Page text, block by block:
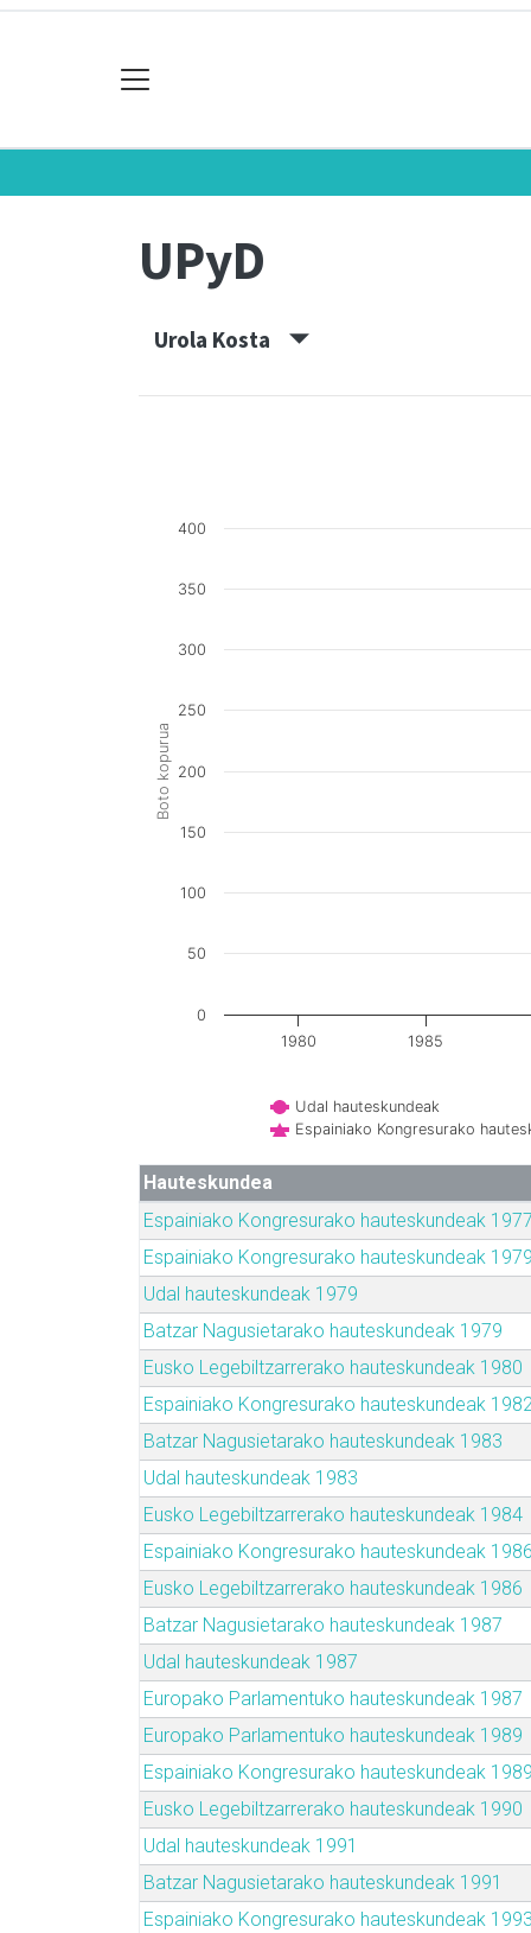
UPyD
Urola Kosta
Boto kopurua
Udal hauteskundeak
Espainiako Kongresurako
1980 1985
0
50
100
150
200
250
300
350
400
Hauteskundea
Espainiako Kongresurako hauteskundeak 1977
Espainiako Kongresurako hauteskundeak 1979
Udal hauteskundeak 1979
Batzar Nagusietarako hauteskundeak 1979
Eusko Legebiltzarrerako hauteskundeak 1980
Espainiako Kongresurako hauteskundeak
Batzar Nagusietarako hauteskundeak 1983
Udal hauteskundeak 1983
Eusko Legebiltzarrerako hauteskundeak 1984
Espainiako Kongresurako hauteskundeak 1986
Eusko Legebiltzarrerako hauteskundeak 1986
Batzar Nagusietarako hauteskundeak 1987
Udal hauteskundeak 1987
Europako Parlamentuko hauteskundeak 1987
Europako Parlamentuko hauteskundeak 1989
Espainiako Kongresurako hauteskundeak 1989
Eusko Legebiltzarrerako hauteskundeak 1990
Udal hauteskundeak 1991
Batzar Nagusietarako hauteskundeak 1991
Espainiako Kongresurako hauteskundeak 1993